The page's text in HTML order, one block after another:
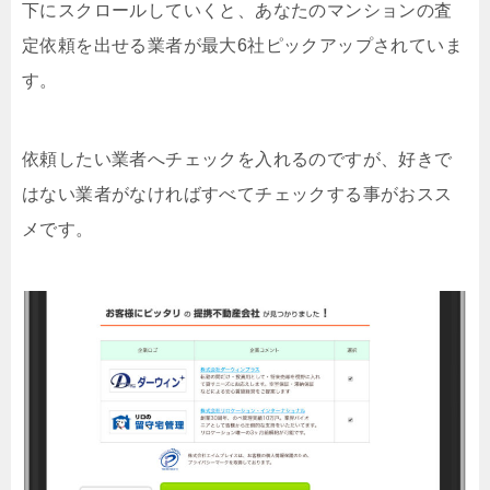
下にスクロールしていくと、あなたのマンションの査
定依頼を出せる業者が最大6社ピックアップされていま
す。
依頼したい業者へチェックを入れるのですが、好きで
はない業者がなければすべてチェックする事がおスス
メです。